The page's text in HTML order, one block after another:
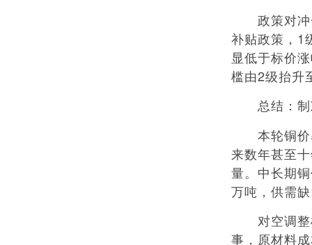
政策对冲
补贴政策，1
显低于标价
槛由2级抬升
总结：
本轮铜价
来数年甚至
量。中长期
万吨，供需
对空调整
事，原材料